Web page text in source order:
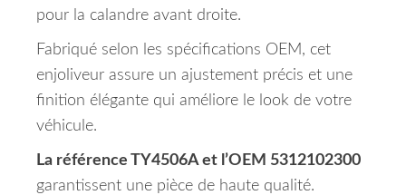
pour la calandre avant droite.
Fabriqué selon les spécifications OEM, cet
enjoliveur assure un ajustement précis et une
finition élégante qui améliore le look de votre
véhicule.
La référence TY4506A et l’OEM 5312102300
garantissent une pièce de haute qualité.